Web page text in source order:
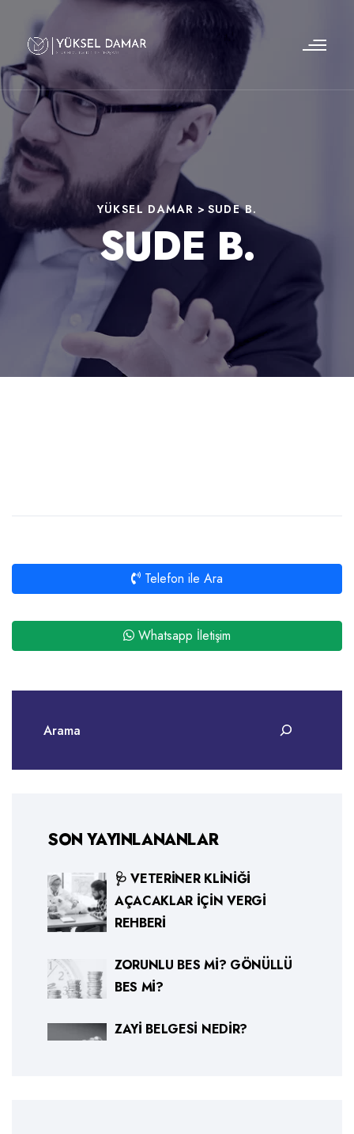
YÜKSEL DAMAR > SUDE B.
SUDE B.
Telefon ile Ara
Whatsapp İletişim
SON YAYINLANANLAR
🩺 VETERINER KLINIĞI
AÇACAKLAR İÇIN VERGI
REHBERI
ZORUNLU BES MI? GÖNÜLLÜ
BES MI?
ZAYI BELGESI NEDIR?